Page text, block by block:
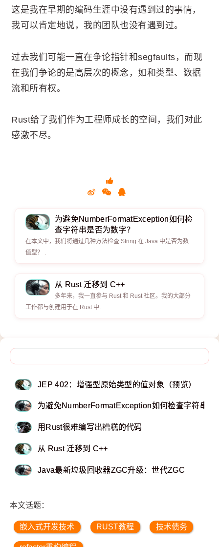
这是我在早期的编码生涯中没有遇到过的事情，
我可以肯定地说，我的团队也没有遇到过。
过去我们可能一直在争论指针和segfaults，而现
在我们争论的是高层次的概念，如和类型、数据
流和所有权。
Rust给了我们作为工程师成长的空间，我们对此
感激不尽。
为避免NumberFormatException如何检
查字符串是否为数字？
在本文中，我们将通过几种方法检查 String 在 Java 中是否为数
值型？ .
从 Rust 迁移到 C++
多年来，我一直参与 Rust 和 Rust 社区。我的大部分
工作都与创建用于在 Rust 中.
JEP 402：增强型原始类型的值对象（预览）
为避免NumberFormatException如何检查字符串是
用Rust很难编写出糟糕的代码
从 Rust 迁移到 C++
Java最新垃圾回收器ZGC升级：世代ZGC
本文话题：
嵌入式开发技术 RUST教程 技术债务